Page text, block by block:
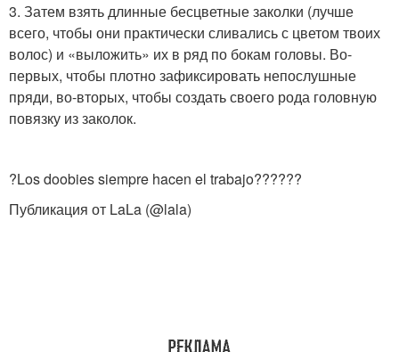
3. Затем взять длинные бесцветные заколки (лучше
всего, чтобы они практически сливались с цветом твоих
волос) и «выложить» их в ряд по бокам головы. Во-
первых, чтобы плотно зафиксировать непослушные
пряди, во-вторых, чтобы создать своего рода головную
повязку из заколок.
?Los doobies siempre hacen el trabajo??????
Публикация от LaLa (@lala)